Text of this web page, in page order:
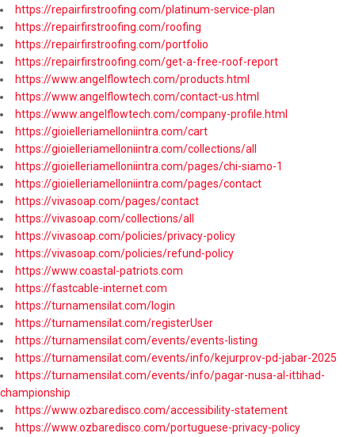
https://repairfirstroofing.com/platinum-service-plan
https://repairfirstroofing.com/roofing
https://repairfirstroofing.com/portfolio
https://repairfirstroofing.com/get-a-free-roof-report
https://www.angelflowtech.com/products.html
https://www.angelflowtech.com/contact-us.html
https://www.angelflowtech.com/company-profile.html
https://gioielleriamelloniintra.com/cart
https://gioielleriamelloniintra.com/collections/all
https://gioielleriamelloniintra.com/pages/chi-siamo-1
https://gioielleriamelloniintra.com/pages/contact
https://vivasoap.com/pages/contact
https://vivasoap.com/collections/all
https://vivasoap.com/policies/privacy-policy
https://vivasoap.com/policies/refund-policy
https://www.coastal-patriots.com
https://fastcable-internet.com
https://turnamensilat.com/login
https://turnamensilat.com/registerUser
https://turnamensilat.com/events/events-listing
https://turnamensilat.com/events/info/kejurprov-pd-jabar-2025
https://turnamensilat.com/events/info/pagar-nusa-al-ittihad-
championship
https://www.ozbaredisco.com/accessibility-statement
https://www.ozbaredisco.com/portuguese-privacy-policy